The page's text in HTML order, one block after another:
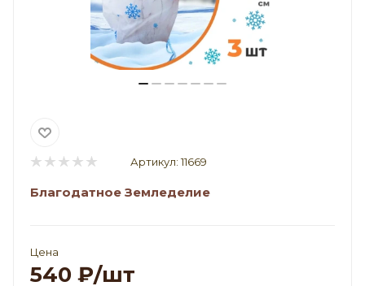
Артикул: 11669
Благодатное Земледелие
Цена
540 ₽/шт